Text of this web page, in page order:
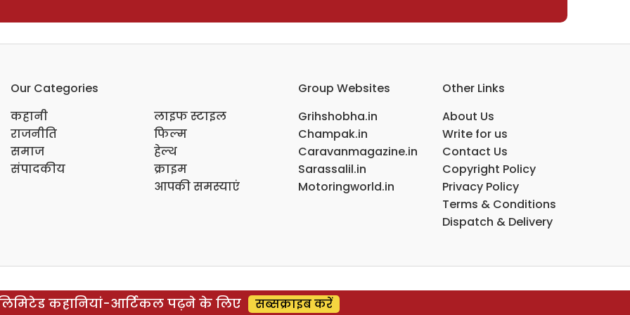
Our Categories
कहानी
राजनीति
समाज
संपादकीय
लाइफ स्टाइल
फिल्म
हेल्थ
क्राइम
आपकी समस्याएं
Group Websites
Grihshobha.in
Champak.in
Caravanmagazine.in
Sarassalil.in
Motoringworld.in
Other Links
About Us
Write for us
Contact Us
Copyright Policy
Privacy Policy
Terms & Conditions
Dispatch & Delivery
कहानियां-आर्टिकल पढ़ने के लिए सब्सक्राइब करें